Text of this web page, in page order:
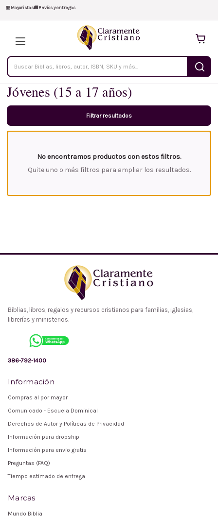
🏪Mayoristas🚚Envíos y entregas
Buscar
productos
Jóvenes (15 a 17 años)
Filtrar resultados
No encontramos productos con estos filtros.
Quite uno o más filtros para ampliar los resultados.
Biblias, libros, regalos y recursos cristianos para familias, iglesias,
librerías y ministerios.
386-792-1400
Información
Compras al por mayor
Comunicado - Escuela Dominical
Derechos de Autor y Políticas de Privacidad
Información para dropship
Información para envio gratis
Preguntas (FAQ)
Tiempo estimado de entrega
Marcas
Mundo Biblia